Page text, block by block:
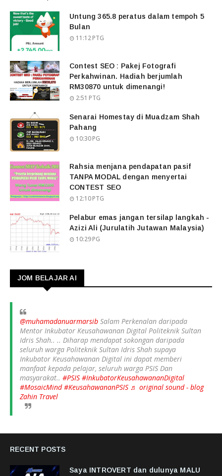
Untung 365.8 peratus dalam tempoh 5
Bulan
11:12 PTG
Contest SEO : Pakej Fotografi
Perkahwinan. Hadiah berjumlah
RM30870 untuk dimenangi!
2:51 PTG
Senarai Homestay di Muadzam Shah
Pahang
10:30 PG
Rahsia menjana pendapatan pasif
TANPA MODAL dengan menyertai
CONTEST SEO
12:10 PTG
Pelabur emas jangan tersilap langkah -
Azizi Ali (Jurulatih Jutawan Malaysia)
10:29 PG
JOM BELAJAR AI
@muhamadanuarmarsib Salam Perkenalan daripada
Mentor Inkubator Keusahawanan Digital Politeknik Sultan
Idris Shah.. .. Diharap mendapat sokongan daripada
seluruh warga Politeknik Sultan Idris Shah supaya
Inkubator Keusahawanan Digital ini dapat memberi
manfaat kepada pelajar, seluruh warga PSIS Dan
masyarakat.. #PSIS #InkubatorKeusahawananDigital
#MosaicMind #KeusahawananPSIS ♬ original sound - blog
Zahin Travel
RECENT POSTS
Saya INTROVERT dan dulunya MALU